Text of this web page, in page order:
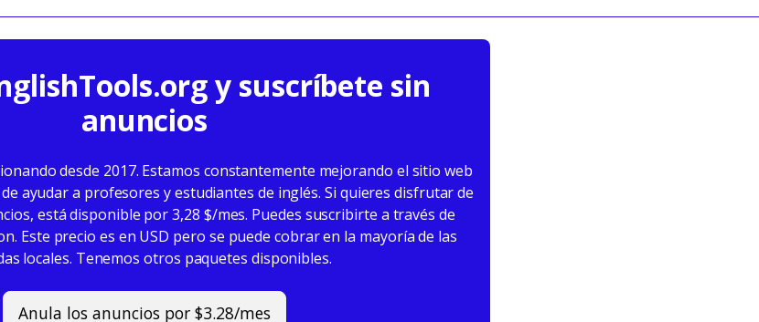
y suscríbete sin
anuncios
desde 2017. Estamos constantemente mejorando el sitio web
ayudar a profesores y estudiantes de inglés. Si quieres disfrutar de
está disponible por 3,28 $/mes. Puedes suscribirte a través de
Este precio es en USD pero se puede cobrar en la mayoría de las
locales. Tenemos otros paquetes disponibles.
Anula los anuncios por $3.28/mes